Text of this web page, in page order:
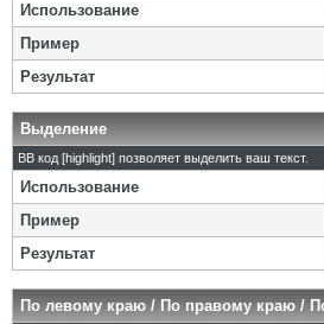
Использование
Пример
Результат
Выделение
BB код [highlight] позволяет выделить ваш текст.
Использование
Пример
Результат
По левому краю / По правому краю /